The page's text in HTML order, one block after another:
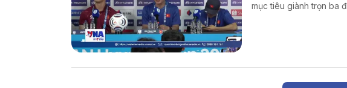
mục tiêu giành trọn ba